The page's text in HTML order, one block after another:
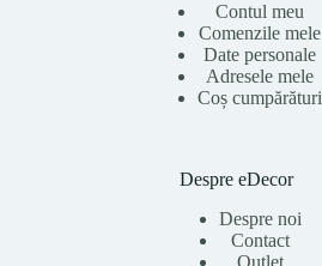
Contul meu
Comenzile mele
Date personale
Adresele mele
Coș cumpărături
Despre eDecor
Despre noi
Contact
Outlet